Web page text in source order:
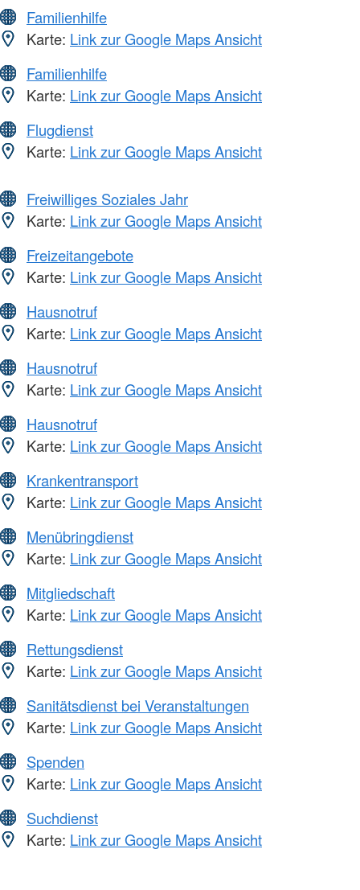
Familienhilfe
Karte: Link zur Google Maps Ansicht
Familienhilfe
Karte: Link zur Google Maps Ansicht
Flugdienst
Karte: Link zur Google Maps Ansicht
Freiwilliges Soziales Jahr
Karte: Link zur Google Maps Ansicht
Freizeitangebote
Karte: Link zur Google Maps Ansicht
Hausnotruf
Karte: Link zur Google Maps Ansicht
Hausnotruf
Karte: Link zur Google Maps Ansicht
Hausnotruf
Karte: Link zur Google Maps Ansicht
Krankentransport
Karte: Link zur Google Maps Ansicht
Menübringdienst
Karte: Link zur Google Maps Ansicht
Mitgliedschaft
Karte: Link zur Google Maps Ansicht
Rettungsdienst
Karte: Link zur Google Maps Ansicht
Sanitätsdienst bei Veranstaltungen
Karte: Link zur Google Maps Ansicht
Spenden
Karte: Link zur Google Maps Ansicht
Suchdienst
Karte: Link zur Google Maps Ansicht